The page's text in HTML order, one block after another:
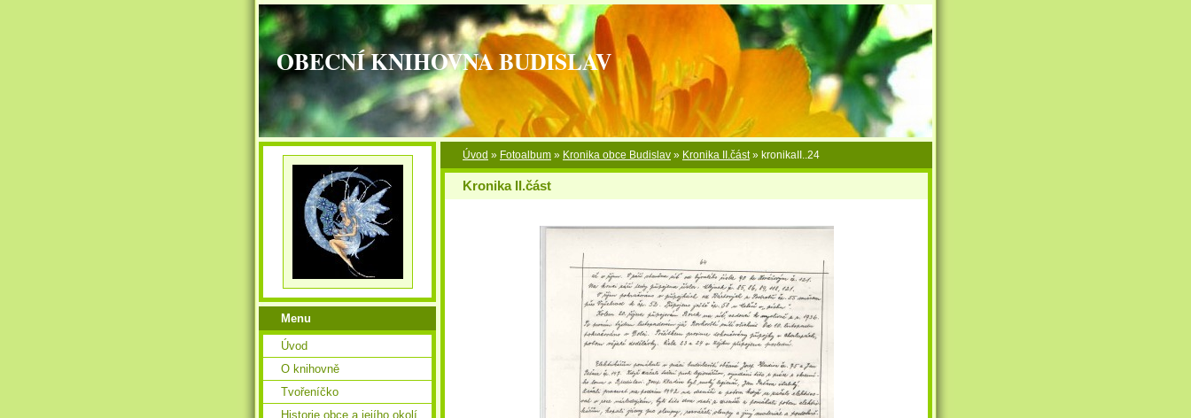
OBECNÍ KNIHOVNA BUDISLAV
Úvod » Fotoalbum » Kronika obce Budislav » Kronika II.část» kronikaII..24
Kronika II.část
Menu
Úvod
O knihovně
Tvořeníčko
Historie obce a jejího okolí